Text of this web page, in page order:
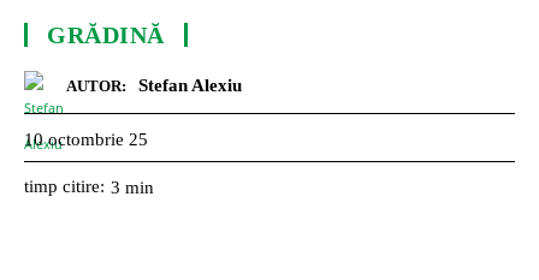
GRĂDINĂ
AUTOR: Stefan Alexiu
10 octombrie 25
timp citire: 3 min